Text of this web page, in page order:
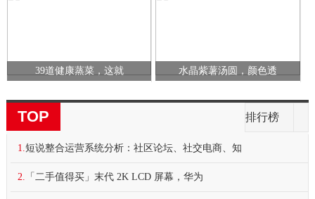
39道健康蒸菜，这就 水晶紫薯汤圆，颜色透
TOP 排行榜
1. 短说整合运营系统分析：社区论坛、社交电商、知
2. 「二手值得买」末代 2K LCD 屏幕，华为